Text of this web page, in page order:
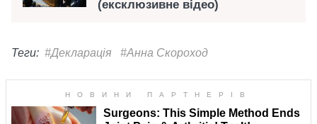
(ексклюзивне відео)
Теги: #Декларація #Анна Скороход